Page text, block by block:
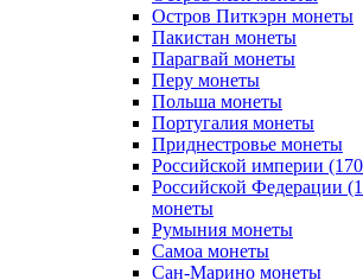
Остров Питкэрн монеты
Пакистан монеты
Парагвай монеты
Перу монеты
Польша монеты
Португалия монеты
Приднестровье монеты
Российской империи
Российской Федерации
монеты
Румыния монеты
Самоа монеты
Сан-Марино монеты